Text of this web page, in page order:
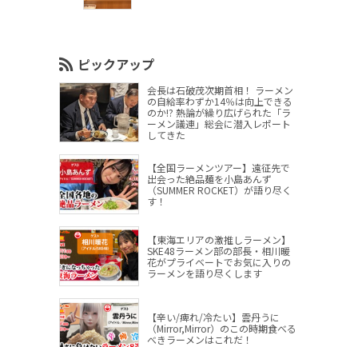
ピックアップ
会長は石破茂次期首相！ ラーメン
の自給率わずか14％は向上できる
のか!? 熱論が繰り広げられた「ラ
ーメン議連」総会に潜入レポート
してきた
【全国ラーメンツアー】遠征先で
出会った絶品麺を小島あんず
（SUMMER ROCKET）が語り尽く
す！
【東海エリアの激推しラーメン】
SKE48ラーメン部の部長・相川暖
花がプライベートでお気に入りの
ラーメンを語り尽くします
【辛い/痺れ/冷たい】雲丹うに
（Mirror,Mirror）のこの時期食べる
べきラーメンはこれだ！